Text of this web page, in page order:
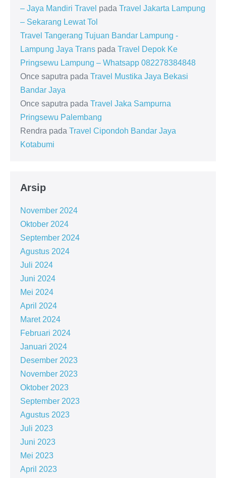
– Jaya Mandiri Travel pada Travel Jakarta Lampung
– Sekarang Lewat Tol
Travel Tangerang Tujuan Bandar Lampung -
Lampung Jaya Trans pada Travel Depok Ke
Pringsewu Lampung – Whatsapp 082278384848
Once saputra pada Travel Mustika Jaya Bekasi
Bandar Jaya
Once saputra pada Travel Jaka Sampurna
Pringsewu Palembang
Rendra pada Travel Cipondoh Bandar Jaya
Kotabumi
Arsip
November 2024
Oktober 2024
September 2024
Agustus 2024
Juli 2024
Juni 2024
Mei 2024
April 2024
Maret 2024
Februari 2024
Januari 2024
Desember 2023
November 2023
Oktober 2023
September 2023
Agustus 2023
Juli 2023
Juni 2023
Mei 2023
April 2023